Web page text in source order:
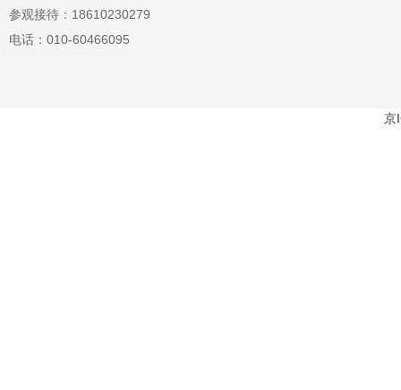
参观接待：18610230279
电话：010-60466095
京